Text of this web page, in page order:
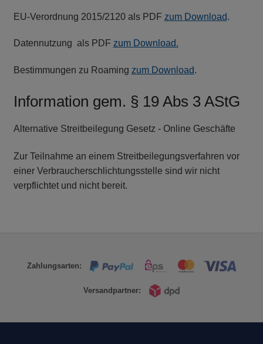
EU-Verordnung 2015/2120 als PDF zum Download.
Datennutzung als PDF zum Download.
Bestimmungen zu Roaming zum Download.
Information gem. § 19 Abs 3 AStG
Alternative Streitbeilegung Gesetz - Online Geschäfte
Zur Teilnahme an einem Streitbeilegungsverfahren vor
einer Verbraucherschlichtungsstelle sind wir nicht
verpflichtet und nicht bereit.
Zahlungsarten:
Versandpartner: